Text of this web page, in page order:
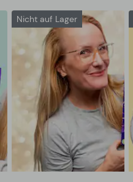
Nicht auf Lager